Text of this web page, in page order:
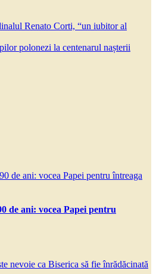
Renato Corti, “un iubitor al
polonezi la centenarul nașterii
de ani: vocea Papei pentru